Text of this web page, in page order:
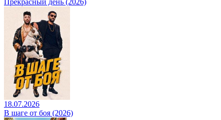
18.07.2026
В шаге от боя (2026)